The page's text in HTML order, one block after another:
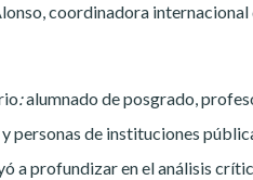
coordinadora internacional
:alumnado de posgrado,
personas de instituciones
a profundizar en el análisis